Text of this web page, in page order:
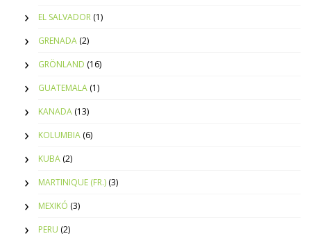
EL SALVADOR (1)
GRENADA (2)
GRÖNLAND (16)
GUATEMALA (1)
KANADA (13)
KOLUMBIA (6)
KUBA (2)
MARTINIQUE (FR.) (3)
MEXIKÓ (3)
PERU (2)